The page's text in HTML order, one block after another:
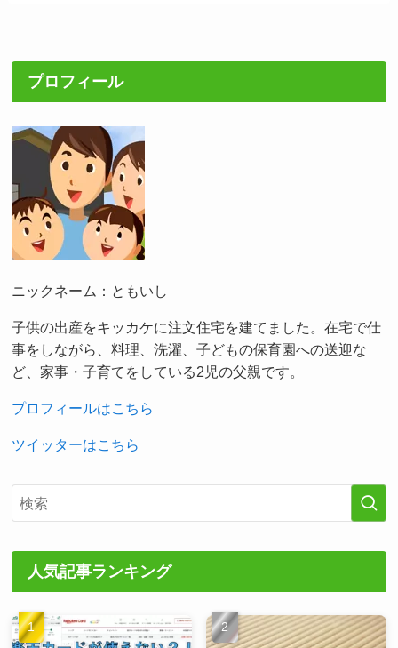
プロフィール
ニックネーム：ともいし
子供の出産をキッカケに注文住宅を建てました。在宅で仕
事をしながら、料理、洗濯、子どもの保育園への送迎な
ど、家事・子育てをしている2児の父親です。
プロフィールはこちら
ツイッターはこちら
人気記事ランキング